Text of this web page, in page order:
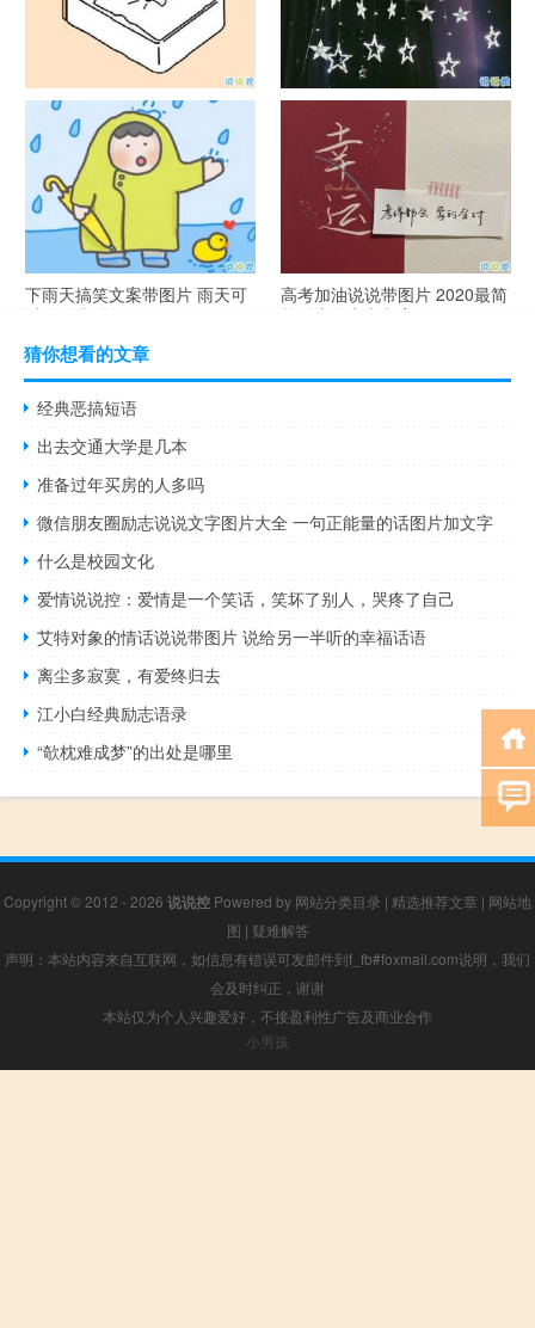
谐音梗土味情话大全带图片 油
腻搞笑的土味情话
很酷的霸气句子带图片 最新霸
气说说高冷范
下雨天搞笑文案带图片 雨天可
以发的幽默句子
高考加油说说带图片 2020最简
单励志的高考文案
猜你想看的文章
经典恶搞短语
出去交通大学是几本
准备过年买房的人多吗
微信朋友圈励志说说文字图片大全 一句正能量的话图片加文字
什么是校园文化
爱情说说控：爱情是一个笑话，笑坏了别人，哭疼了自己
艾特对象的情话说说带图片 说给另一半听的幸福话语
离尘多寂寞，有爱终归去
江小白经典励志语录
“欹枕难成梦”的出处是哪里
Copyright © 2012 - 2026 说说控 Powered by 网站分类目录 | 精选推荐文章 | 网站地
图 | 疑难解答
声明：本站内容来自互联网，如信息有错误可发邮件到f_fb#foxmail.com说明，我们
会及时纠正，谢谢
本站仅为个人兴趣爱好，不接盈利性广告及商业合作
小男孩